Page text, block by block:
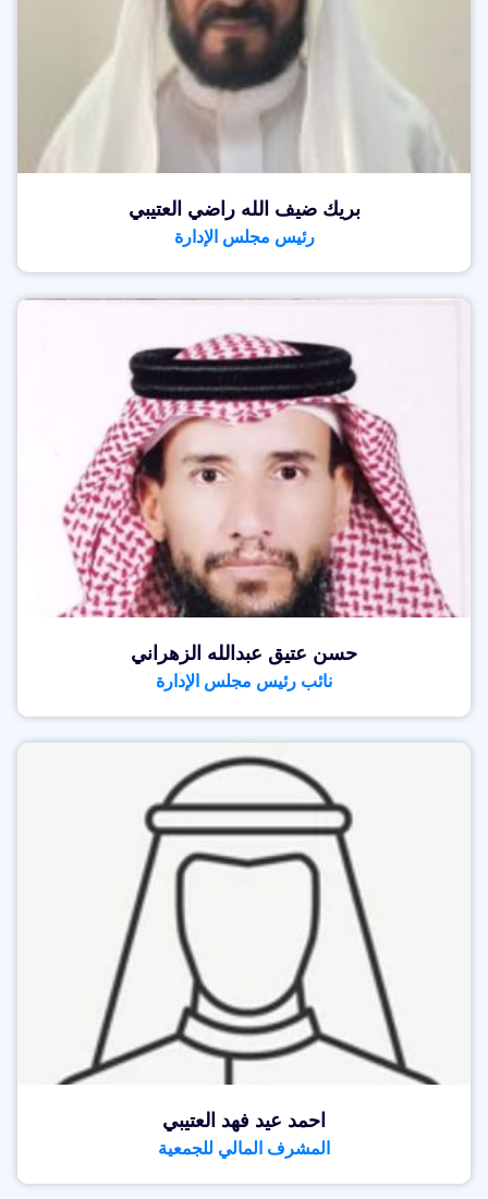
بريك ضيف الله راضي العتيبي
رئيس مجلس الإدارة
حسن عتيق عبدالله الزهراني
نائب رئيس مجلس الإدارة
احمد عيد فهد العتيبي
المشرف المالي للجمعية